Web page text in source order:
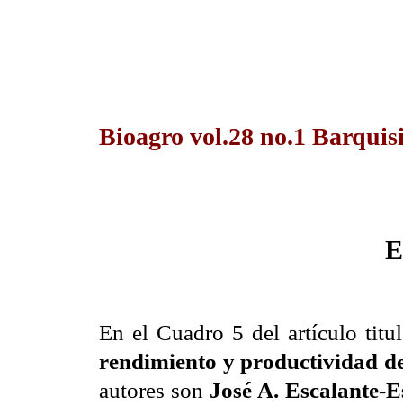
Bioagro vol.28 no.1
En el Cuadro 5 del artículo
rendimiento y productividad
autores son José A. Escalante-